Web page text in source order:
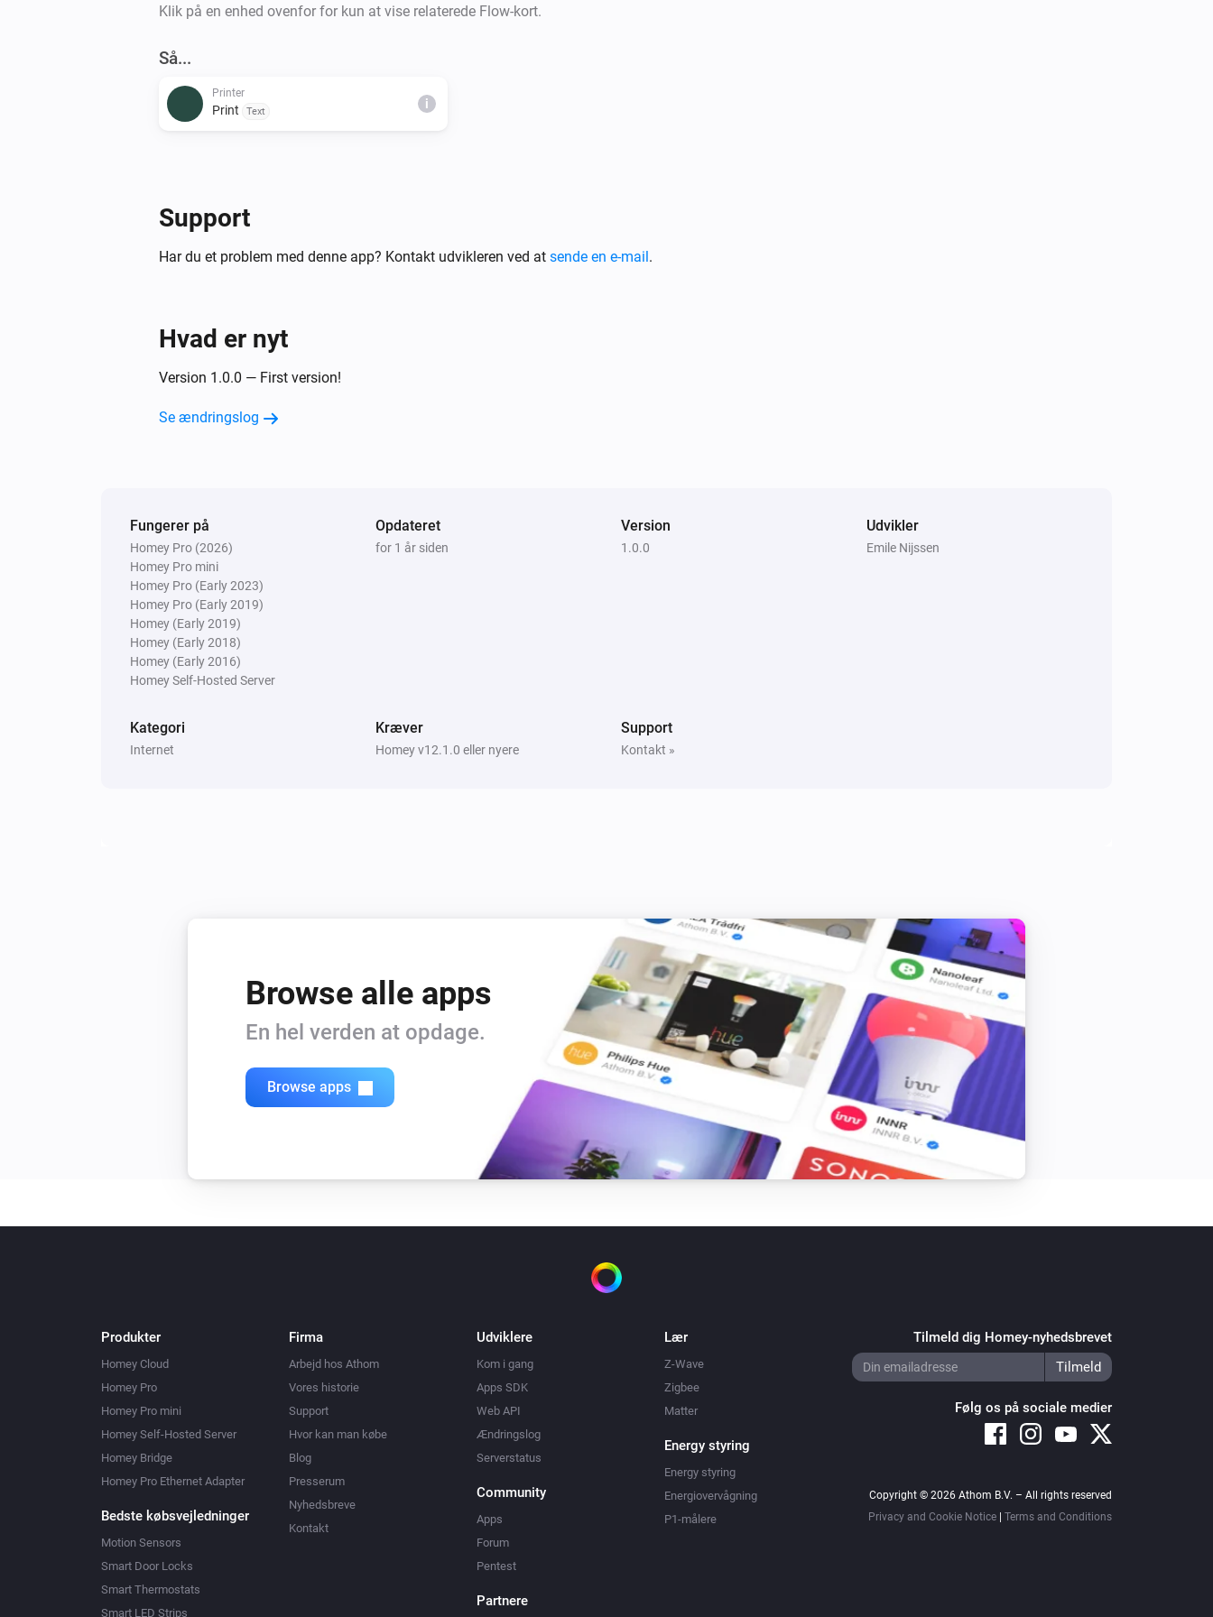
Klik på en enhed ovenfor for kun at vise relaterede Flow-kort.
Så...
Printer
Print Text
i
Support
Har du et problem med denne app? Kontakt udvikleren ved at sende en e-mail.
Hvad er nyt
Version 1.0.0 — First version!
Se ændringslog
Fungerer på
Homey Pro (2026)
Homey Pro mini
Homey Pro (Early 2023)
Homey Pro (Early 2019)
Homey (Early 2019)
Homey (Early 2018)
Homey (Early 2016)
Homey Self-Hosted Server
Opdateret
for 1 år siden
Version
1.0.0
Udvikler
Emile Nijssen
Kategori
Internet
Kræver
Homey v12.1.0 eller nyere
Support
Kontakt »
Browse alle apps
En hel verden at opdage.
Browse apps
Produkter
Homey Cloud
Homey Pro
Homey Pro mini
Homey Self-Hosted Server
Homey Bridge
Homey Pro Ethernet Adapter
Bedste købsvejledninger
Motion Sensors
Smart Door Locks
Smart Thermostats
Smart LED Strips
Firma
Arbejd hos Athom
Vores historie
Support
Hvor kan man købe
Blog
Presserum
Nyhedsbreve
Kontakt
Udviklere
Kom i gang
Apps SDK
Web API
Ændringslog
Serverstatus
Community
Apps
Forum
Pentest
Partnere
Lær
Z-Wave
Zigbee
Matter
Energy styring
Energy styring
Energiovervågning
P1-målere
Tilmeld dig Homey-nyhedsbrevet
Følg os på sociale medier
Copyright © 2026 Athom B.V. – All rights reserved
Privacy and Cookie Notice
Terms and Conditions